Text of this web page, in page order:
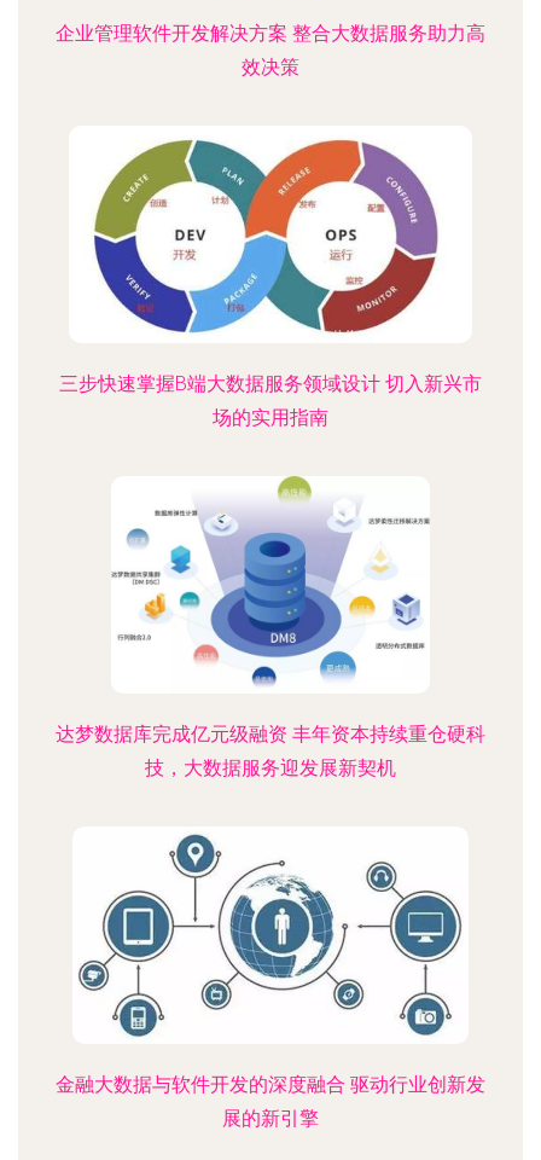
企业管理软件开发解决方案 整合大数据服务助力高
效决策
三步快速掌握B端大数据服务领域设计 切入新兴市
场的实用指南
达梦数据库完成亿元级融资 丰年资本持续重仓硬科
技，大数据服务迎发展新契机
金融大数据与软件开发的深度融合 驱动行业创新发
展的新引擎